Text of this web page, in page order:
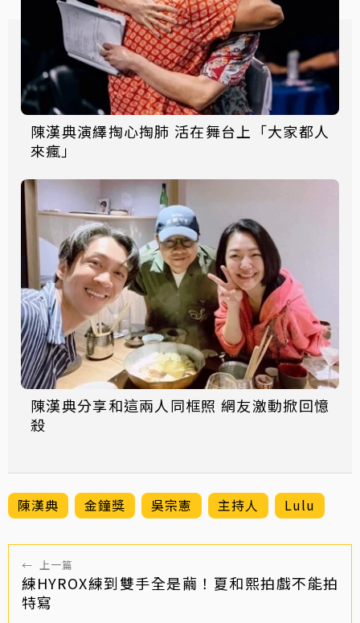
陳漢典演繹掏心掏肺 活在舞台上「大家都人
來瘋」
陳漢典分享和這兩人同框照 網友激動掀回憶
殺
陳漢典 金鐘獎 吳宗憲 主持人 Lulu
← 上一篇
練HYROX練到雙手全是繭！夏和熙拍戲不能拍
特寫